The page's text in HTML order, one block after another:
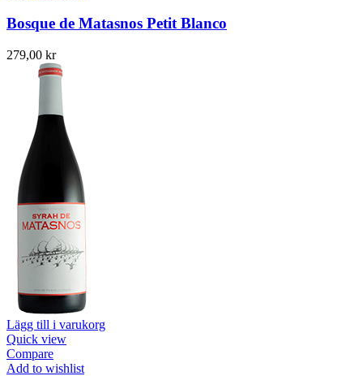
Bosque de Matasnos Petit Blanco
279,00 kr
Lägg till i varukorg
Quick view
Compare
Add to wishlist